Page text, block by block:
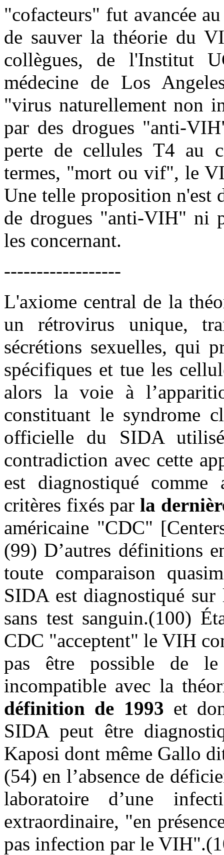
"cofacteurs" fut avancée
de sauver la théorie du
collègues, de l'Institut
médecine de Los
"virus naturellement non
par des drogues "anti-
perte de cellules T4 au
termes, "mort ou vif", le
Une telle proposition n'est
de drogues "anti-VIH" ni
les concernant.
------------------
L'axiome central de la
un rétrovirus unique,
sécrétions sexuelles, qui
spécifiques et tue les
alors la voie à
constituant le syndrome
officielle du SIDA
contradiction avec cette
est diagnostiqué
critères fixés par la
américaine "CDC"
(99) D’autres définitions
toute comparaison
SIDA est diagnostiqué sur
sans test sanguin.(100)
CDC "acceptent" le VIH
pas être possible de
incompatible avec la
définition de 1993 et
SIDA peut être
Kaposi dont même Gallo
(54) en l’absence de
laboratoire d’une
extraordinaire, "en
pas infection par le